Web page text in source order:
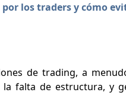
los traders y cómo
de trading, a
falta de estructura, y